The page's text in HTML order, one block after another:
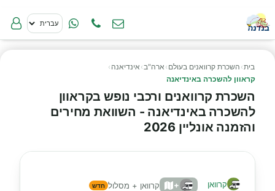
בית› השכרת קרוואנים בעולם › ארה"ב› אינדיאנה ›
קראוון להשכרה באינדיאנה
השכרת קרוואנים ורכבי נופש בקראוון
להשכרה באינדיאנה - השוואת מחירים
והזמנה אונליין 2026
קרוואן + קרוואן + מסלול חדש